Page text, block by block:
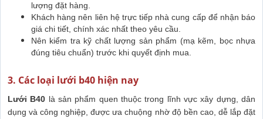
lượng đặt hàng.
Khách hàng nên liên hệ trực tiếp nhà cung cấp để nhận báo
giá chi tiết, chính xác nhất theo yêu cầu.
Nên kiểm tra kỹ chất lượng sản phẩm (mạ kẽm, bọc nhựa
đúng tiêu chuẩn) trước khi quyết định mua.
3. Các loại lưới b40 hiện nay
Lưới B40 là sản phẩm quen thuộc trong lĩnh vực xây dựng, dân
dụng và công nghiệp, được ưa chuộng nhờ độ bền cao, dễ lắp đặt